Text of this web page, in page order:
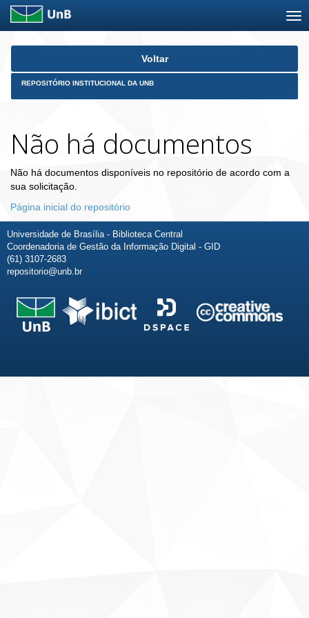
Skip
Voltar
REPOSITÓRIO INSTITUCIONAL DA UNB
Não há documentos
Não há documentos disponíveis no repositório de acordo com a
sua solicitação.
Página inicial do repositório
Universidade de Brasília - Biblioteca Central
Coordenadoria de Gestão da Informação Digital - GID
(61) 3107-2683
repositorio@unb.br